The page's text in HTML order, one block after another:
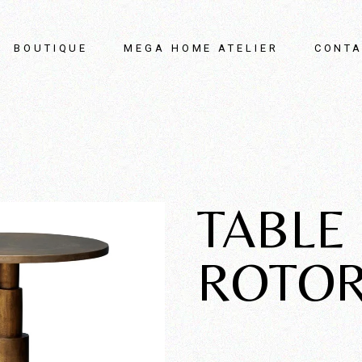
BOUTIQUE MEGA HOME ATELIER